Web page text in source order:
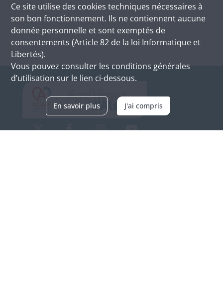
Ce site utilise des cookies techniques nécessaires à
son bon fonctionnement. Ils ne contiennent aucune
donnée personnelle et sont exemptés de
consentements (Article 82 de la loi Informatique et
Libertés).
Vous pouvez consulter les conditions générales
d’utilisation sur le lien ci-dessous.
En savoir plus J'ai compris